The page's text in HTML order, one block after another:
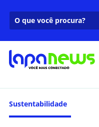
Sustentabilidade